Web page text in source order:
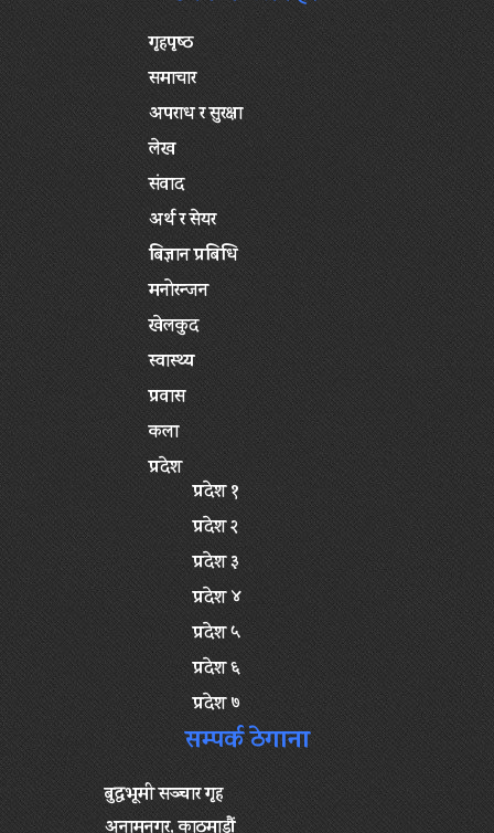
गृहपृष्‍ठ
समाचार
अपराध र सुरक्षा
लेख
संवाद
अर्थ र सेयर
बिज्ञान प्रबिधि
मनोरन्जन
खेलकुद
स्वास्थ्य
प्रवास
कला
प्रदेश
प्रदेश १
प्रदेश २
प्रदेश ३
प्रदेश ४
प्रदेश ५
प्रदेश ६
प्रदेश ७
सम्पर्क ठेगाना
बुद्धभूमी सञ्चार गृह